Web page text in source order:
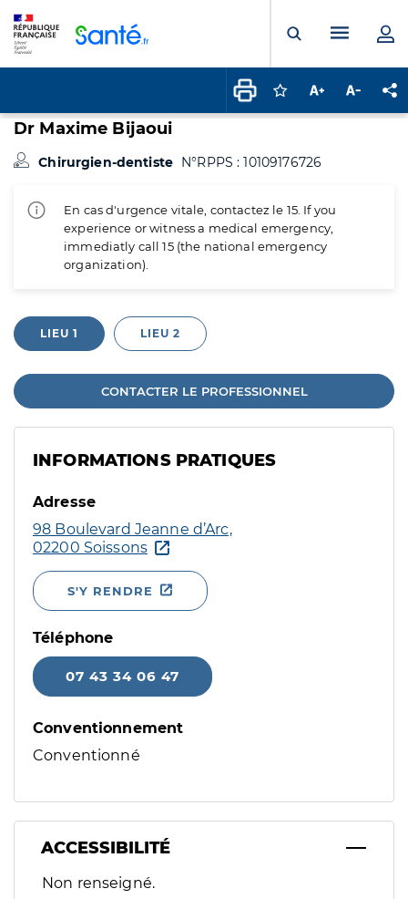
Ouvrir laMenu
Connectez-vous
Augmenter la
Dr Maxime Bijaoui
Chirurgien-dentiste N°RPPS : 10109176726
En cas d'urgence vitale, contactez le 15. If you
experience or witness a medical emergency,
immediatly call 15 (the national emergency
organization).
LIEU 1 LIEU 2
CONTACTER LE PROFESSIONNEL
INFORMATIONS PRATIQUES
Adresse
98 Boulevard Jeanne d’Arc,
02200 Soissons
S'Y RENDRE
Téléphone
07 43 34 06 47
Conventionnement
Conventionné
ACCESSIBILITÉ
Filtres
Sélectionnez un ou plusieurs handicaps/besoins
Non renseigné.